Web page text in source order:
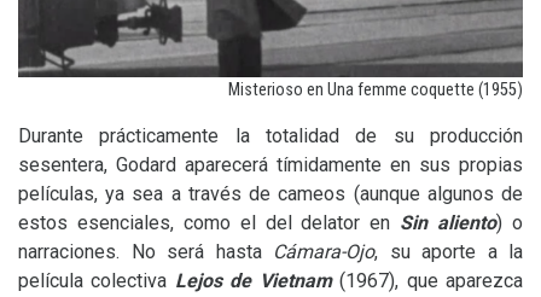
Misterioso en Una femme coquette (1955)
Durante prácticamente la totalidad de su producción
sesentera, Godard aparecerá tímidamente en sus propias
películas, ya sea a través de cameos (aunque algunos de
estos esenciales, como el del delator en Sin aliento) o
narraciones. No será hasta Cámara-Ojo, su aporte a la
película colectiva Lejos de Vietnam(1967), que aparezca